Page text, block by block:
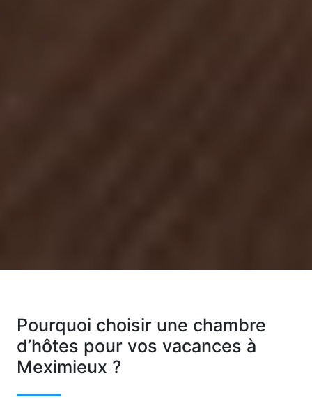
Pourquoi choisir une chambre
d’hôtes pour vos vacances à
Meximieux ?